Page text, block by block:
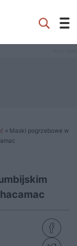
» Maski pogrzebowe w